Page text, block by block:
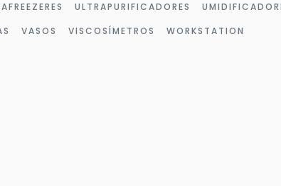
ULTRAPURIFICADORES
VASOS VISCOSÍMETROS WORKSTATION